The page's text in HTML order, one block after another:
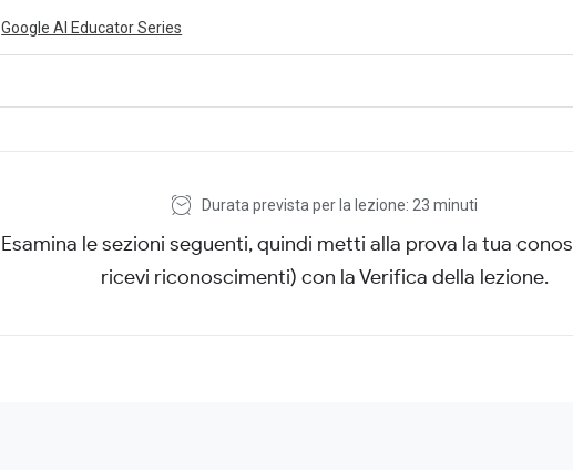
Google AI Educator Series
Durata prevista per la lezione: 23 minuti
Esamina le sezioni seguenti, quindi metti alla prova la tua
ricevi riconoscimenti) con la Verifica della lezione.